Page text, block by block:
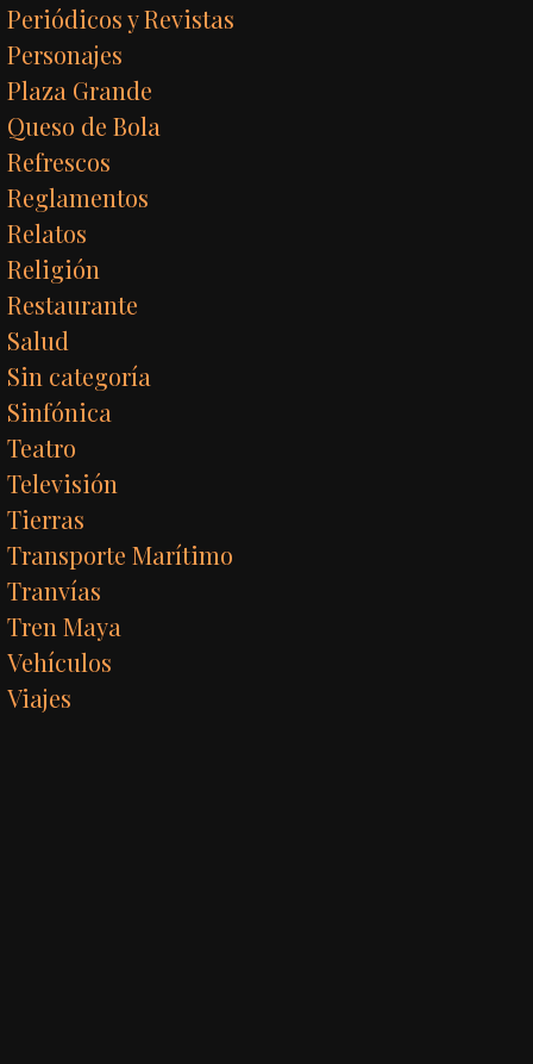
Periódicos y Revistas
Personajes
Plaza Grande
Queso de Bola
Refrescos
Reglamentos
Relatos
Religión
Restaurante
Salud
Sin categoría
Sinfónica
Teatro
Televisión
Tierras
Transporte Marítimo
Tranvías
Tren Maya
Vehículos
Viajes